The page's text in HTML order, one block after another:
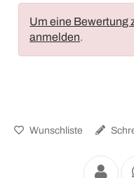
Um eine Bewertung
anmelden.
Wunschliste